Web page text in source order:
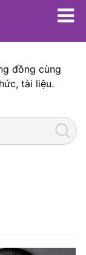
đồng cùng
tài liệu.